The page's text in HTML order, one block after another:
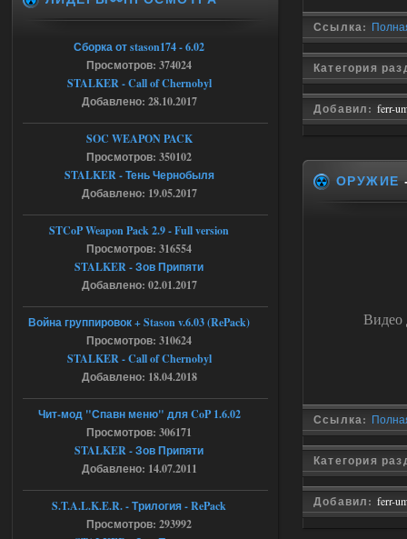
Ссылка:
Категория
Добавил: ferr-
ОРУЖИЕ
Видео
Ссылка:
Категория
Добавил: ferr-
Ответить ➤
05.08.2026
AndreySA
[05.08.26
20:23:10.934] [17468]
FATAL ERROR
[error]Expression : FATAL ERROR
[error]Function :
CScriptEngine::lua_pcall_failed
[error]File : D:\a\OGSR-
Engine\OGSR-
Engine\ogsr_engine\COMMON_AI\scrip
[error]Line : 75
[error]Description :
[CScriptEngine::lua_pcall_failed]: ... -
chernobyl\gamedata\scripts\xr_camper.sc
ript:510: attempt to index local 'manager'
(a nil value)
Вылет после захода в Припять.
05.08.2026
Скованные одной цепью
18:37
r4908778
с избавлением от баласта,
доходяга.
Сборка от stason174 - 6.02
Просмотров: 374024
STALKER - Call of Chernobyl
Добавлено: 28.10.2017
SOC WEAPON PACK
Просмотров: 350102
STALKER - Тень Чернобыля
Добавлено: 19.05.2017
STCoP Weapon Pack 2.9 - Full version
Просмотров: 316554
STALKER - Зов Припяти
Добавлено: 02.01.2017
Война группировок + Stason v.6.03 (RePack)
Просмотров: 310624
STALKER - Call of Chernobyl
Добавлено: 18.04.2018
Чит-мод "Спавн меню" для CoP 1.6.02
Просмотров: 306171
STALKER - Зов Припяти
Добавлено: 14.07.2011
S.T.A.L.K.E.R. - Трилогия - RePack
Просмотров: 293992